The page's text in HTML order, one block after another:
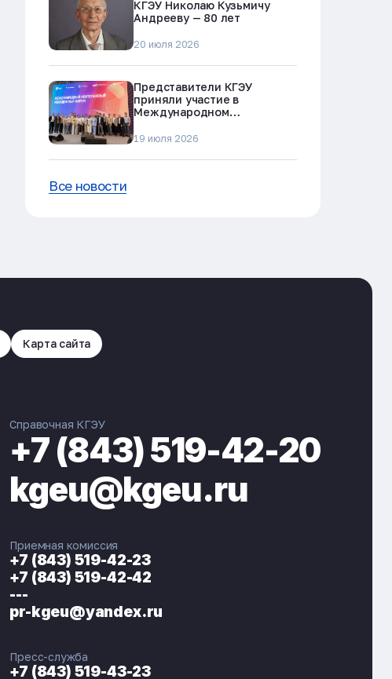
ЭНЕРГОКОД — ПОМОЩНИК КГЭУ
КГЭУ Николаю Кузьмичу
Андрееву — 80 лет
20 июля 2026
Представители КГЭУ
приняли участие в
Международном
форуме в Альметьевске
19 июля 2026
Все новости
Карта сайта
Справочная КГЭУ
+7 (843) 519-42-20
kgeu@kgeu.ru
Приемная комиссия
+7 (843) 519-42-23
+7 (843) 519-42-42
---
pr-kgeu@yandex.ru
Пресс-служба
+7 (843) 519-43-23